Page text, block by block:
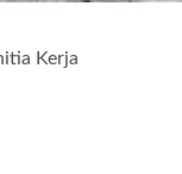
Kerja